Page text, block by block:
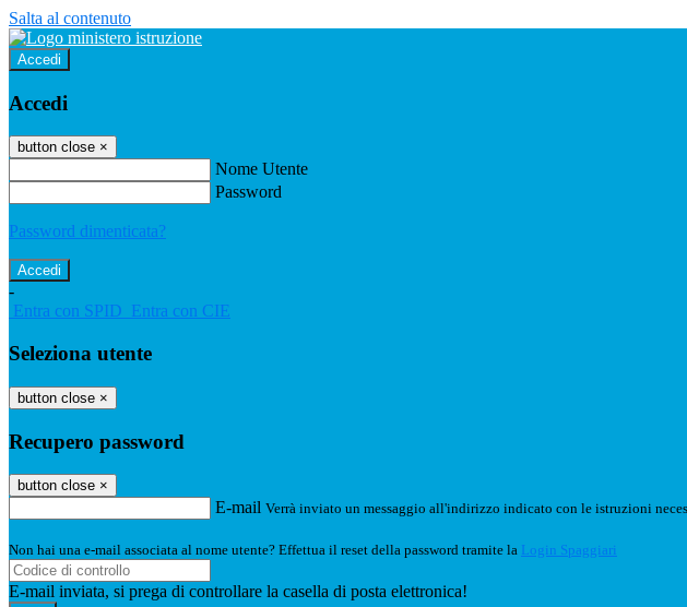
Salta al contenuto
Accedi
Accedi
button close ×
Nome Utente
Password
Password dimenticata?
-
Entra con SPID Entra con CIE
Seleziona utente
button close ×
Recupero password
button close ×
E-mail Verrà inviato un messaggio all'indirizzo indicato con le istruzioni
Non hai una e-mail associata al nome utente? Effettua il reset della password tramite la Login Spaggiari
E-mail inviata, si prega di controllare la casella di posta elettronica!